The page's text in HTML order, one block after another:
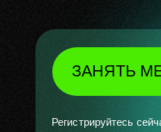
ЗАНЯТЬ
Регистрируйтесь